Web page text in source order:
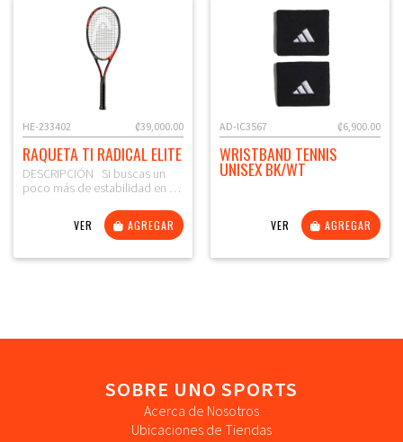
₡39,000.00
HE-233402
RAQUETA TI RADICAL ELITE
DESCRIPCIÓN Si buscas un
poco más de estabilidad en …
VER AGREGAR
₡6,900.00
AD-IC3567
WRISTBAND TENNIS
UNISEX BK/WT
VER AGREGAR
SOBRE UNO SPORTS
Acerca de Nosotros
Ubicaciones de Tiendas